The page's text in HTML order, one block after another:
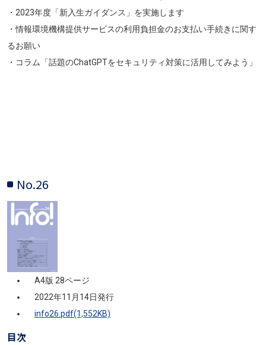
・2023年度「新入生ガイダンス」を実施します
・情報環境機構提供サービスの利用負担金のお支払い手続きに関す
るお願い
・コラム「話題のChatGPTをセキュリティ対策に活用してみよう」
No.26
画像
A4版 28ページ
2022年11月14日発行
info26.pdf(1,552KB)
目次